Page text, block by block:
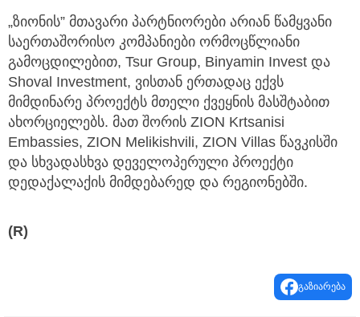
„ზიონის” მთავარი პარტნიორები არიან წამყვანი
საერთაშორისო კომპანიები ორმოცწლიანი
გამოცდილებით, Tsur Group, Binyamin Invest და
Shoval Investment, ვისთან ერთადაც ექვს
მიმდინარე პროექტს მთელი ქვეყნის მასშტაბით
ახორციელებს. მათ შორის ZION Krtsanisi
Embassies, ZION Melikishvili, ZION Villas წავკისში
და სხვადასხვა დეველოპერული პროექტი
დედაქალაქის მიმდებარედ და რეგიონებში.
(R)
გაზიარება